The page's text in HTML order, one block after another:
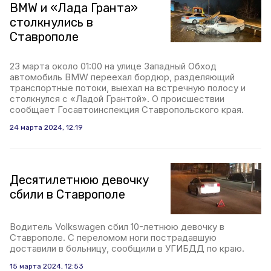
BMW и «Лада Гранта»
столкнулись в
Ставрополе
23 марта около 01:00 на улице Западный Обход
автомобиль BMW переехал бордюр, разделяющий
транспортные потоки, выехал на встречную полосу и
столкнулся с «Ладой Грантой». О происшествии
сообщает Госавтоинспекция Ставропольского края.
24 марта 2024, 12:19
Десятилетнюю девочку
сбили в Ставрополе
Водитель Volkswagen сбил 10-летнюю девочку в
Ставрополе. С переломом ноги пострадавшую
доставили в больницу, сообщили в УГИБДД по краю.
15 марта 2024, 12:53